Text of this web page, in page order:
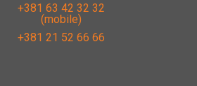
+381 63 42 32 32
(mobile)
+381 21 52 66 66